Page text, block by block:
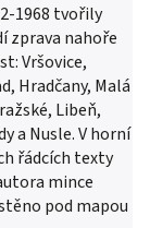
1968 tvořily
zprava nahoře
Vršovice,
Hradčany, Malá
Libeň,
a Nusle. V horní
řádcích texty
mince
pod mapou